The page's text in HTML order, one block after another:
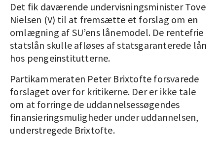
Det fik daværende undervisningsminister Tove
Nielsen (V) til at fremsætte et forslag om en
omlægning af SU’ens lånemodel. De rentefrie
statslån skulle afløses af statsgaranterede lån
hos pengeinstitutterne.
Partikammeraten Peter Brixtofte forsvarede
forslaget over for kritikerne. Der er ikke tale
om at forringe de uddannelsessøgendes
finansieringsmuligheder under uddannelsen,
understregede Brixtofte.